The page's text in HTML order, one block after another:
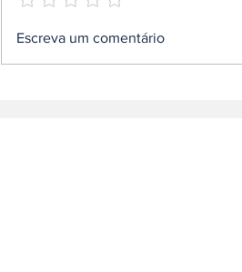
Omoda | Jaecoo reforça
entra no Top 3 do
Escreva um comentário